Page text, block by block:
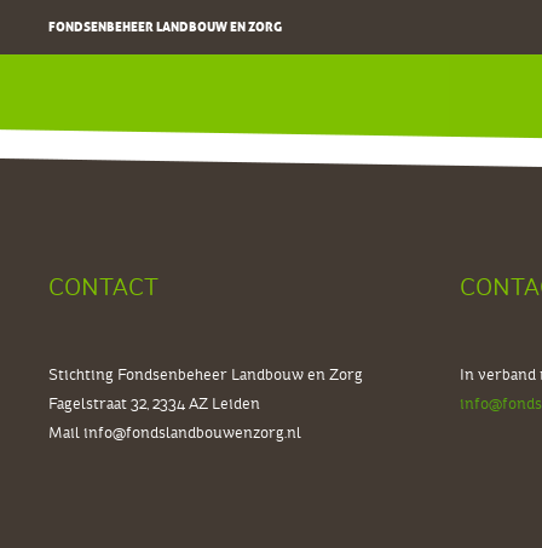
FONDSENBEHEER LANDBOUW EN ZORG
CONTACT
Stichting Fondsenbeheer Landbouw en Zorg
Fagelstraat 32, 2334 AZ Leiden
Mailinfo@fondslandbouwenzorg.nl
In